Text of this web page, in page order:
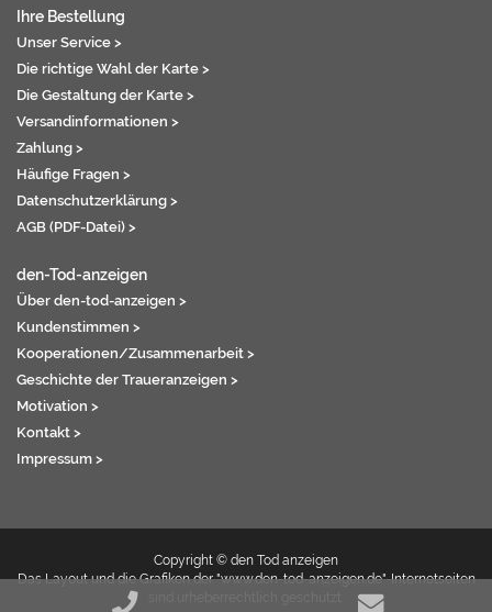
Ihre Bestellung
Unser Service >
Die richtige Wahl der Karte >
Die Gestaltung der Karte >
Versandinformationen >
Zahlung >
Häufige Fragen >
Datenschutzerklärung >
AGB (PDF-Datei) >
den-Tod-anzeigen
Über den-tod-anzeigen >
Kundenstimmen >
Kooperationen/Zusammenarbeit >
Geschichte der Traueranzeigen >
Motivation >
Kontakt >
Impressum >
Copyright © den Tod anzeigen
Das Layout und die Grafiken der "www.den-tod-anzeigen.de"-Internetseiten